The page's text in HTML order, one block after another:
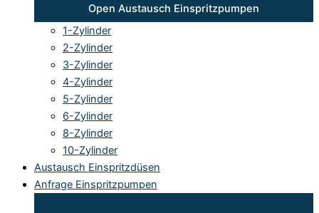
Open Austausch Einspritzpumpen
1-Zylinder
2-Zylinder
3-Zylinder
4-Zylinder
5-Zylinder
6-Zylinder
8-Zylinder
10-Zylinder
Austausch Einspritzdüsen
Anfrage Einspritzpumpen